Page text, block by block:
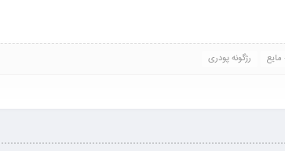
مایع رژگونه پودری